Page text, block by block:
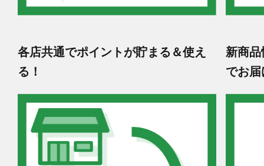
各店共通でポイントが貯まる＆使え
る！
新商
でお届